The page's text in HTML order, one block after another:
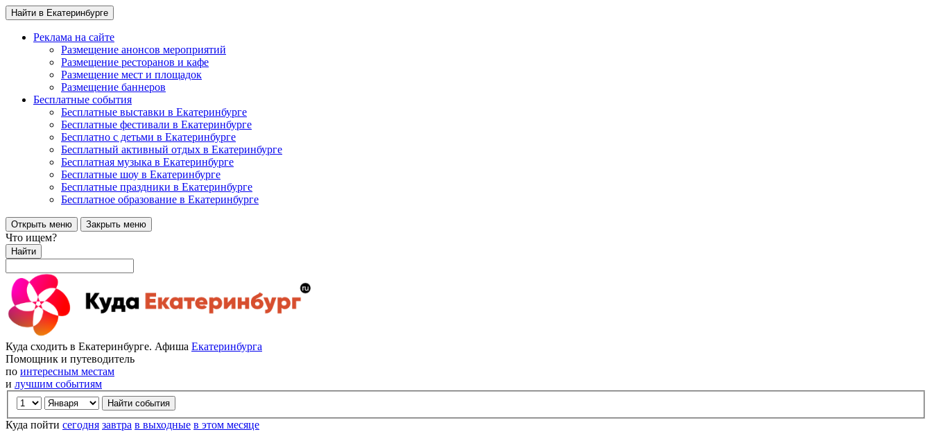
Найти в Екатеринбурге
Реклама на сайте
Размещение анонсов мероприятий
Размещение ресторанов и кафе
Размещение мест и площадок
Размещение баннеров
Бесплатные события
Бесплатные выставки в Екатеринбурге
Бесплатные фестивали в Екатеринбурге
Бесплатно с детьми в Екатеринбурге
Бесплатный активный отдых в Екатеринбурге
Бесплатная музыка в Екатеринбурге
Бесплатные шоу в Екатеринбурге
Бесплатные праздники в Екатеринбурге
Бесплатное образование в Екатеринбурге
Открыть меню Закрыть меню
Что ищем?
Найти
Куда сходить в Екатеринбурге. Афиша Екатеринбурга
Помощник и путеводитель
по интересным местам
и лучшим событиям
Куда пойти сегодня завтра в выходные в этом месяце